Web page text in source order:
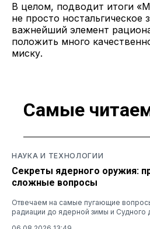
В целом, подводит итоги
не просто ностальгическое
важнейший элемент
положить много
миску.
Самые
НАУКА И ТЕХНОЛОГИИ
Секреты ядерного оружия:
сложные вопросы
Отвечаем на самые пугающие
радиации до ядерной зимы и Судного